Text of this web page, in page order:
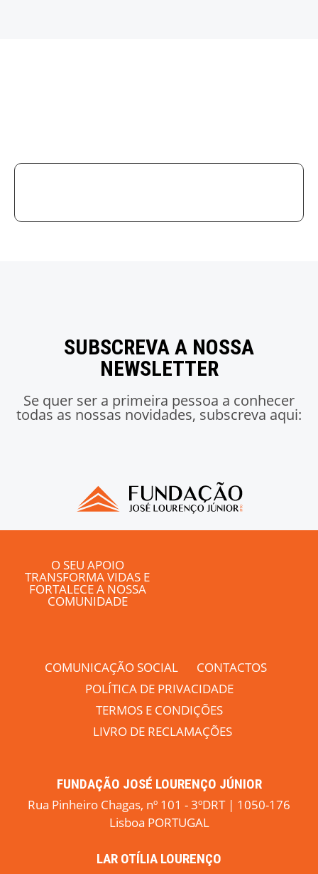
SUBSCREVA A NOSSA
NEWSLETTER
Se quer ser a primeira pessoa a conhecer
todas as nossas novidades, subscreva aqui:
O SEU APOIO
TRANSFORMA VIDAS E
FORTALECE A NOSSA
COMUNIDADE
COMUNICAÇÃO SOCIAL
CONTACTOS
POLÍTICA DE PRIVACIDADE
TERMOS E CONDIÇÕES
LIVRO DE RECLAMAÇÕES
FUNDAÇÃO JOSÉ LOURENÇO JÚNIOR
Rua Pinheiro Chagas, nº 101 - 3ºDRT | 1050-176
Lisboa PORTUGAL
LAR OTÍLIA LOURENÇO